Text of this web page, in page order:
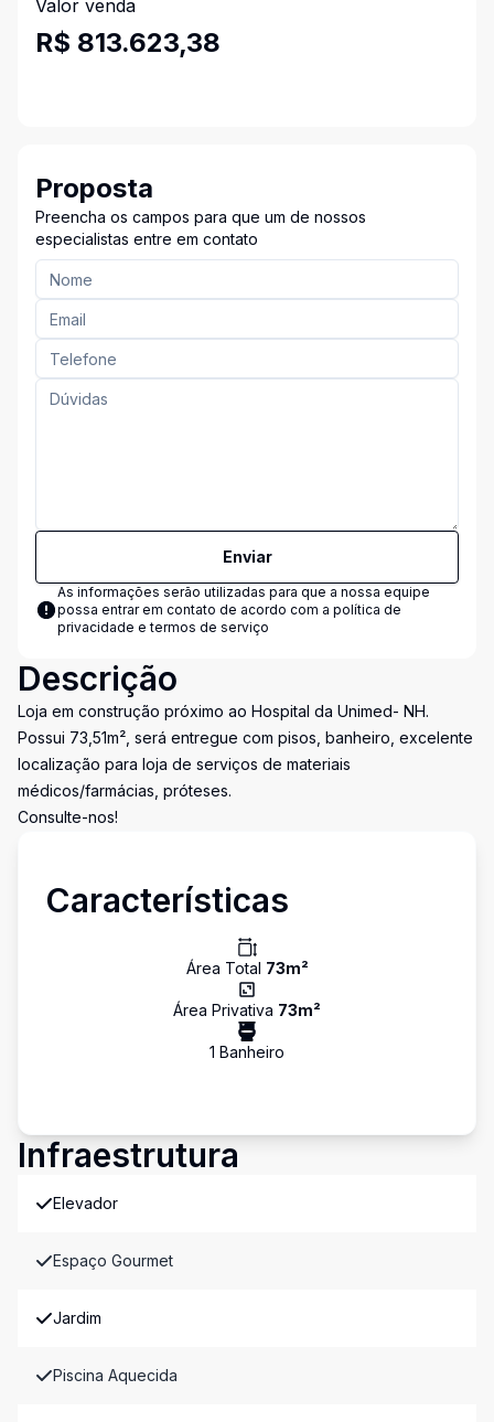
Valor venda
R$ 813.623,38
Proposta
Preencha os campos para que um de nossos
especialistas entre em contato
Enviar
As informações serão utilizadas para que a nossa equipe
possa entrar em contato de acordo com a política de
privacidade e termos de serviço
Descrição
Loja em construção próximo ao Hospital da Unimed- NH.
Possui 73,51m², será entregue com pisos, banheiro, excelente
localização para loja de serviços de materiais
médicos/farmácias, próteses.
Consulte-nos!
Características
Área Total 73m²
Área Privativa 73m²
1 Banheiro
Infraestrutura
Elevador
Espaço Gourmet
Jardim
Piscina Aquecida